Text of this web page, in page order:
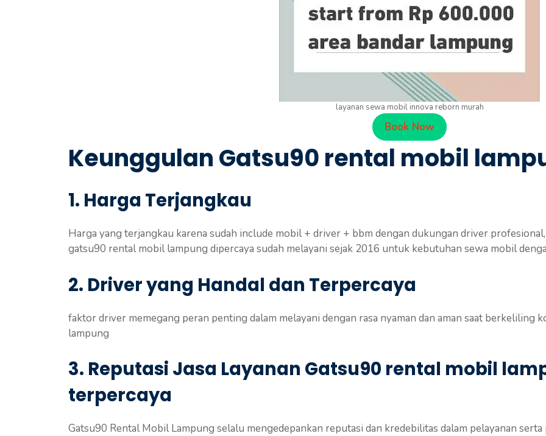
layanan sewa mobil innova reborn murah
Book Now
Keunggulan Gatsu90 rental mobil
1. Harga Terjangkau
Harga yang terjangkau karena sudah include mobil + driver + bbm dengan dukungan driver
gatsu90 rental mobil lampung dipercaya sudah melayani sejak 2016 untuk kebutuhan sewa mobil
2. Driver yang Handal dan Terpercaya
faktor driver memegang peran penting dalam melayani dengan rasa nyaman dan aman saat berkeliling
lampung
3. Reputasi Jasa Layanan Gatsu90 rental mobil
terpercaya
Gatsu90 Rental Mobil Lampung selalu mengedepankan reputasi dan kredebilitas dalam pelayanan